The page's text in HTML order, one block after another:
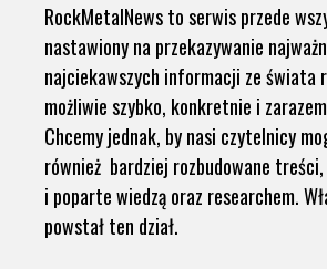
RockMetalNews to serwis przede
nastawiony na przekazywanie
najciekawszych informacji ze
możliwie szybko, konkretnie i
Chcemy jednak, by nasi czytelnicy
również bardziej rozbudowane treści,
i poparte wiedzą oraz researchem.
powstał ten dział.